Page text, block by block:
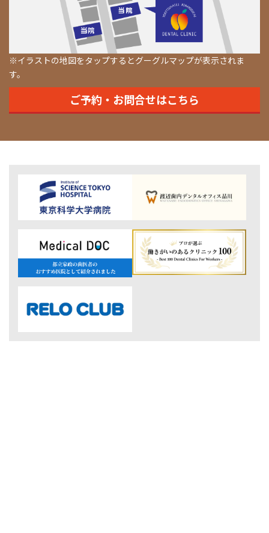
※イラストの地図をタップするとグーグルマップが表示されま
す。
ご予約・お問合せはこちら